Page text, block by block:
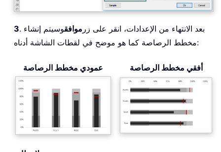
3 . بعد الانتهاء من الإعدادات، انقر على زر موافقوسيتم إنشاء
مخطط الرصاصة كما هو موضح في لقطات الشاشة أدناه:
عمودي مخطط الرصاصة أفقي مخطط الرصاصة